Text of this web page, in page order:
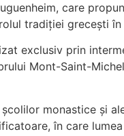
care
tradiției grecești
exclusiv prin
Mont-Saint-
monastice și
în care